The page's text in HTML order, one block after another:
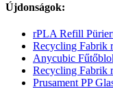
Újdonságok:
rPLA Refill
Recycling Fabrik
Anycubic
Recycling Fabrik
Prusament PP